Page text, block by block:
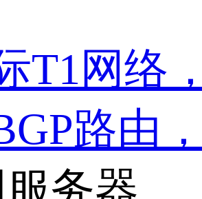
T1网络
路由
务器